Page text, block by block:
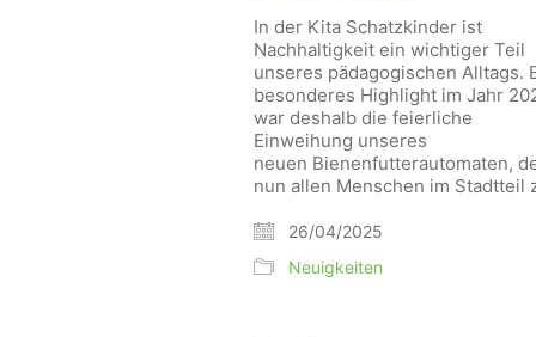
In der Kita Schatzkinder ist
Nachhaltigkeit ein wichtiger Teil
unseres pädagogischen Alltags.
besonderes Highlight im Jahr
war deshalb die feierliche
Einweihung unseres
neuen Bienenfutterautomaten,
nun allen Menschen im Stadtteil
26/04/2025
Neuigkeiten